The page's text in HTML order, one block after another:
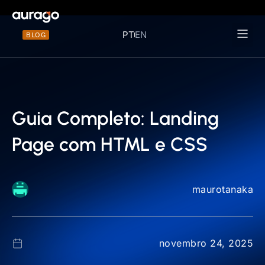
BLOG PTEN
Guia Completo: Landing
Page com HTML e CSS
maurotanaka
novembro 24, 2025